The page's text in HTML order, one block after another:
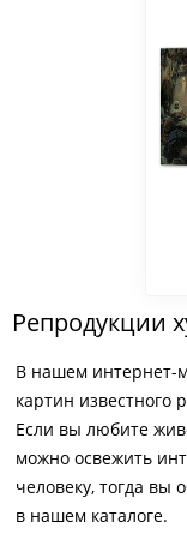
Репродукции
В нашем интернет-
картин известного
Если вы любите
можно освежить
человеку, тогда вы
в нашем каталоге.